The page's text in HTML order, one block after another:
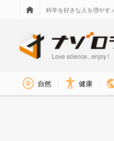
科学を好きな人を増やす
Love science , enjoy !
自然 健康